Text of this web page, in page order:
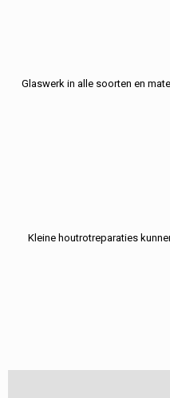
Glaswerk in alle soorten en
Kleine houtrotreparaties